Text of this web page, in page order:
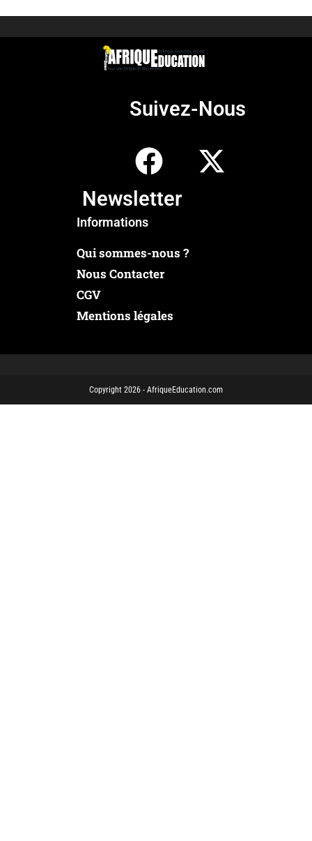
Suivez-Nous
Newsletter
Informations
Qui sommes-nous ?
Nous Contacter
CGV
Mentions légales
Copyright 2026 - AfriqueEducation.com